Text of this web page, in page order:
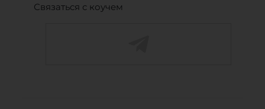
Связаться с коучем